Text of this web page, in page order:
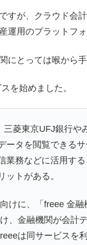
すが、クラウド会
運用のプラットフ
にとっては喉から
を始めました。
三菱東京UFJ銀行
ータを閲覧できる
業務などに活用す
ットがある。
けに、「freee 金
、金融機関が会計
は同サービスを